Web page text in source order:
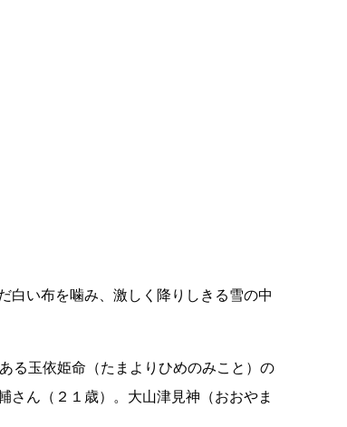
白い布を噛み、激しく降りしきる雪の中
る玉依姫命（たまよりひめのみこと）の
さん（２１歳）。大山津見神（おおやま